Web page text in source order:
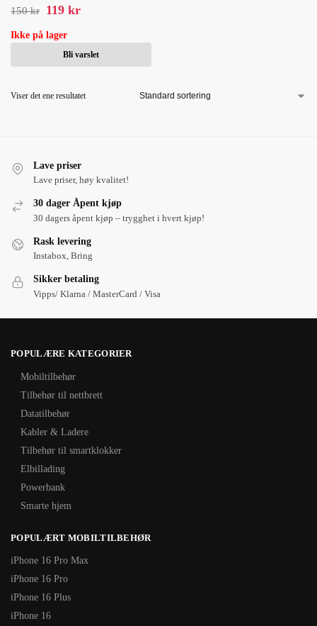
150kr 119 kr
Ikke på lager
Bli varslet
Viser det ene resultatet
Lave priser
Lave priser, høy kvalitet!
30 dager Åpent kjøp
30 dagers åpent kjøp – trygghet i hvert kjøp!
Rask levering
Instabox, Bring
Sikker betaling
Vipps/ Klarna / MasterCard / Visa
POPULÆRE KATEGORIER
Mobiltilbehør
Tilbehør til nettbrett
Datatilbehør
Kabler & Ladere
Tilbehør til smartklokker
Elbillading
Powerbank
Smarte hjem
POPULÆRT MOBILTILBEHØR
iPhone 16 Pro Max
iPhone 16 Pro
iPhone 16 Plus
iPhone 16